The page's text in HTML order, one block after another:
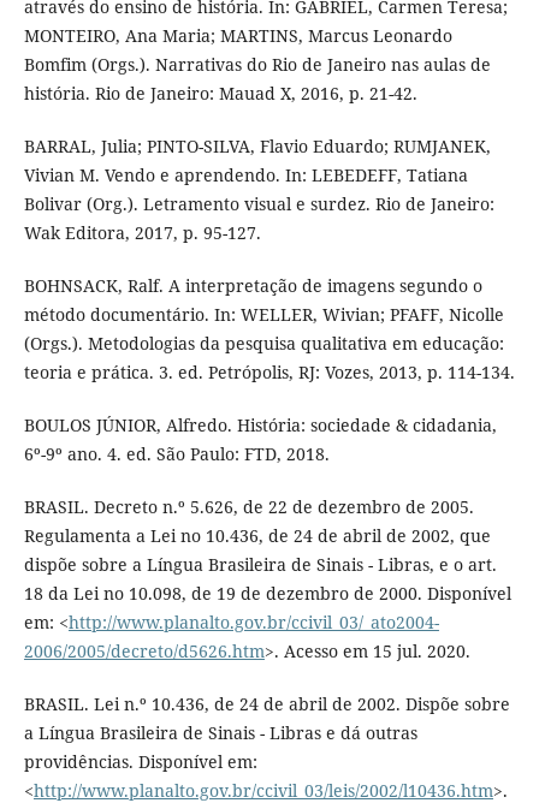
através do ensino de história. In: GABRIEL, Carmen Teresa;
MONTEIRO, Ana Maria; MARTINS, Marcus Leonardo
Bomfim (Orgs.). Narrativas do Rio de Janeiro nas aulas de
história. Rio de Janeiro: Mauad X, 2016, p. 21-42.
BARRAL, Julia; PINTO-SILVA, Flavio Eduardo; RUMJANEK,
Vivian M. Vendo e aprendendo. In: LEBEDEFF, Tatiana
Bolivar (Org.). Letramento visual e surdez. Rio de Janeiro:
Wak Editora, 2017, p. 95-127.
BOHNSACK, Ralf. A interpretação de imagens segundo o
método documentário. In: WELLER, Wivian; PFAFF, Nicolle
(Orgs.). Metodologias da pesquisa qualitativa em educação:
teoria e prática. 3. ed. Petrópolis, RJ: Vozes, 2013, p. 114-134.
BOULOS JÚNIOR, Alfredo. História: sociedade & cidadania,
6º-9º ano. 4. ed. São Paulo: FTD, 2018.
BRASIL. Decreto n.º 5.626, de 22 de dezembro de 2005.
Regulamenta a Lei no 10.436, de 24 de abril de 2002, que
dispõe sobre a Língua Brasileira de Sinais - Libras, e o art.
18 da Lei no 10.098, de 19 de dezembro de 2000. Disponível
em: <http://www.planalto.gov.br/ccivil_03/_ato2004-
2006/2005/decreto/d5626.htm>. Acesso em 15 jul. 2020.
BRASIL. Lei n.º 10.436, de 24 de abril de 2002. Dispõe sobre
a Língua Brasileira de Sinais - Libras e dá outras
providências. Disponível em:
<http://www.planalto.gov.br/ccivil_03/leis/2002/l10436.htm>.